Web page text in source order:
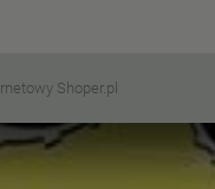
Shoper.pl